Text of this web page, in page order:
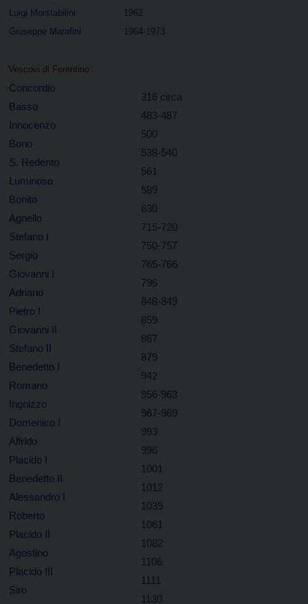
Luigi Morstabilini
Giuseppe Marafini
1962
1964-1973
Vescovi di Ferentino
Concordio
Basso
Innocenzo
Bono
S. Redento
Luminoso
Bonito
Agnello
Stefano I
Sergio
Giovanni I
Adriano
Pietro I
Giovanni II
Stefano II
Benedetto I
Romano
Ingnizzo
Domenico I
Alfrido
Placido I
Benedetto II
Alessandro I
Roberto
Placido II
Agostino
Placido III
Siro
316 circa
483-487
500
538-540
561
589
630
715-720
750-757
765-766
796
848-849
859
867
879
942
956-963
967-969
993
996
1001
1012
1039
1061
1082
1106
1111
1130